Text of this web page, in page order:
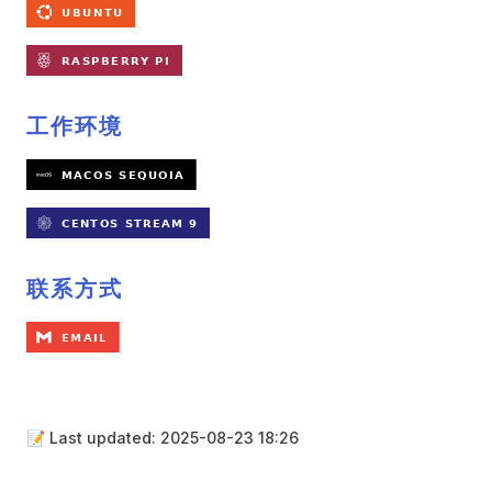
工作环境
联系方式
📝 Last updated: 2025-08-23 18:26